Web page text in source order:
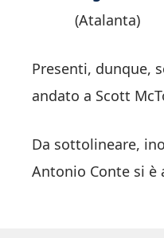
(Atalanta)
Presenti, dunque,
andato a Scott
Da sottolineare,
Antonio Conte si